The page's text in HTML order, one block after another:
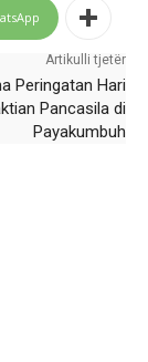
Artikulli tjetër
Peringatan Hari
Pancasila di
Payakumbuh